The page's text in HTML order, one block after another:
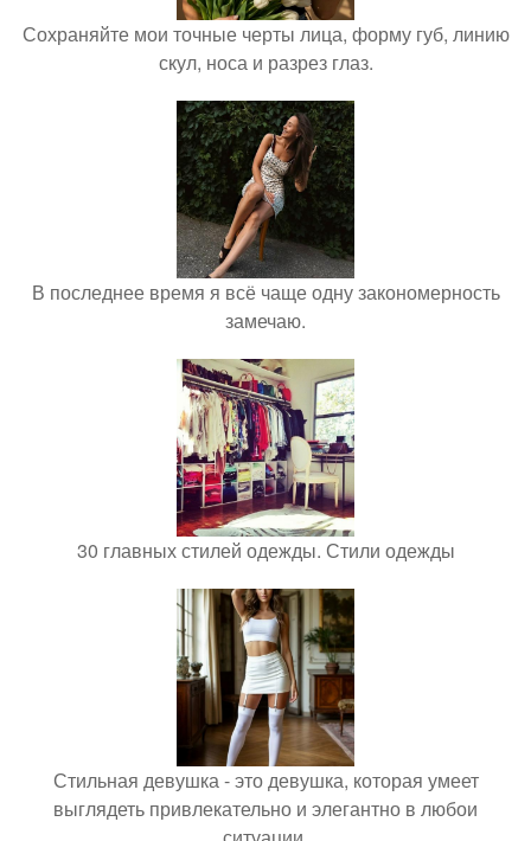
Сохраняйте мои точные черты лица, форму губ, линию
скул, носа и разрез глаз.
В последнее время я всё чаще одну закономерность
замечаю.
30 главных стилей одежды. Стили одежды
Стильная девушка - это девушка, которая умеет
выглядеть привлекательно и элегантно в любои